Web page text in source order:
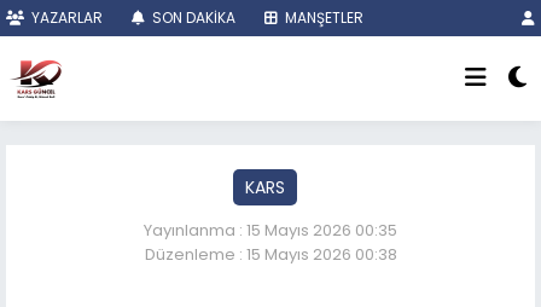
YAZARLAR SON DAKİKA MANŞETLER
KARS
Yayınlanma : 15 Mayıs 2026 00:35
Düzenleme : 15 Mayıs 2026 00:38